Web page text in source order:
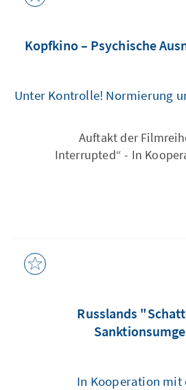
Kopfkino – Psychische
Unter Kontrolle! Normierung
Auftakt der
Interrupted“ - In
Russlands
In Kooperation mit